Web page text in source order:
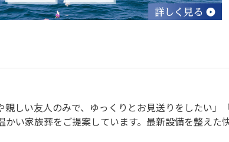
しい友人のみで、ゆっくりとお見送りをしたい」
い家族葬をご提案しています。最新設備を整えた